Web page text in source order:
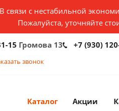
связи с нестабильной
Пожалуйста, уточняйте
15 Громова 13 +7 (930)
звонок
Каталог Акции